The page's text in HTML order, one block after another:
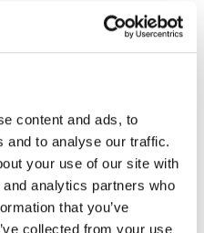
content and ads, to
and to analyse our traffic.
your use of our site with
analytics partners who
that you’ve
collected from your use
Gift Lift
de ano, a Kantar
mensurar o impacto
de presentes.
entrega: